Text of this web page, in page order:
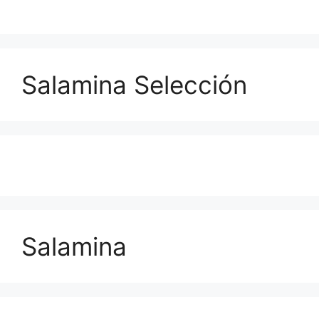
Salamina Selección
Salamina